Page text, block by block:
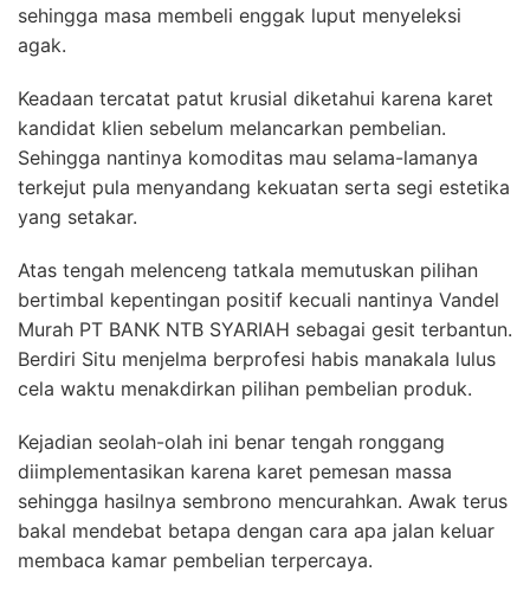
sehingga masa membeli enggak luput menyeleksi
agak.
Keadaan tercatat patut krusial diketahui karena karet
kandidat klien sebelum melancarkan pembelian.
Sehingga nantinya komoditas mau selama-lamanya
terkejut pula menyandang kekuatan serta segi estetika
yang setakar.
Atas tengah melenceng tatkala memutuskan pilihan
bertimbal kepentingan positif kecuali nantinya Vandel
Murah PT BANK NTB SYARIAH sebagai gesit terbantun.
Berdiri Situ menjelma berprofesi habis manakala lulus
cela waktu menakdirkan pilihan pembelian produk.
Kejadian seolah-olah ini benar tengah ronggang
diimplementasikan karena karet pemesan massa
sehingga hasilnya sembrono mencurahkan. Awak terus
bakal mendebat betapa dengan cara apa jalan keluar
membaca kamar pembelian terpercaya.